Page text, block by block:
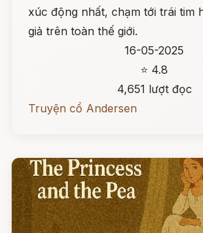
xúc động nhất, chạm tới trái tim
giả trên toàn thế giới.
16-05-2025
⭐ 4.8
4,651 lượt đọc
Truyện cổ Andersen